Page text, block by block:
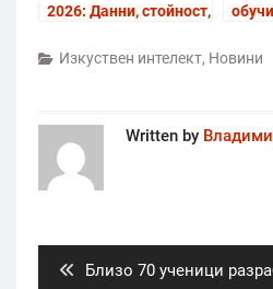
2026: Данни, стойност,
Изкуствен интелект, Новини
Written by
Previous
Близо 70 ученици